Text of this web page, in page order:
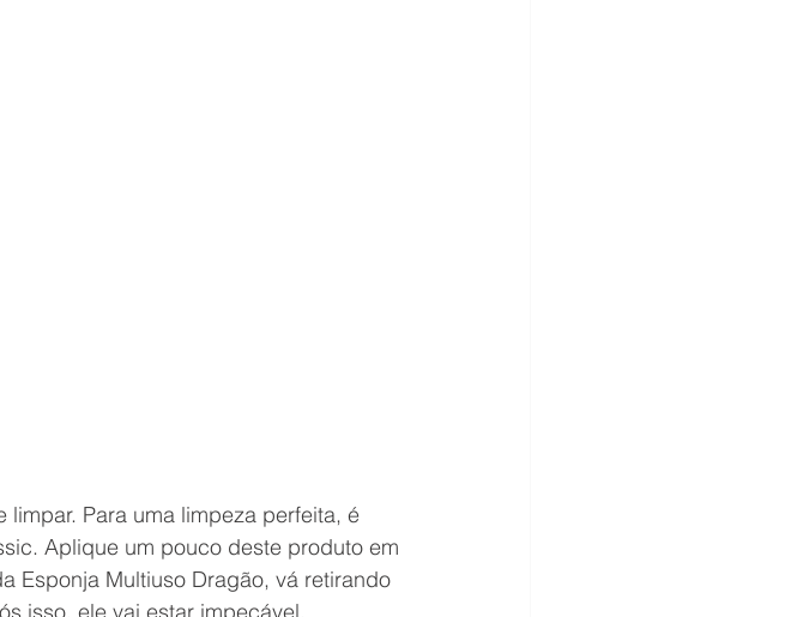
Para uma limpeza perfeita, é
Aplique um pouco deste produto em
Esponja Multiuso Dragão, vá retirando
isso, ele vai estar impecável.